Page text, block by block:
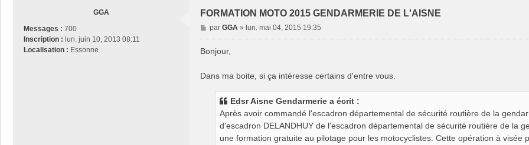
GGA
Messages : 700
Inscription : lun. juin 10, 2013 08:11
Localisation : Essonne
FORMATION MOTO 2015 GENDARMERIE DE L'AISNE
M
e
s
g
par GGA» lun. mai 04, 2015 19:35
Bonjour,
Dans ma boite, si ça intéresse certains d'entre vous.
Edsr Aisne Gendarmerie a écrit :
Après avoir commandé l'escadron départemental de sécurité routière de la
d'escadron DELANDHUY de l'escadron départemental de sécurité routière de la
une formation gratuite au pilotage pour les motocyclistes. Cette opération à visée